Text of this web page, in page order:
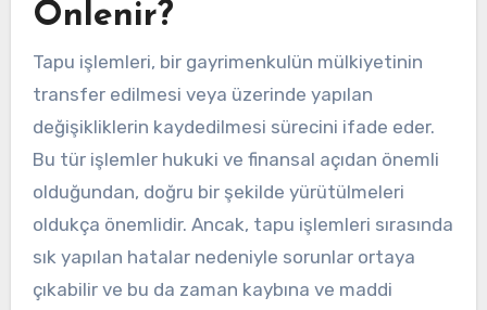
Önlenir?
Tapu işlemleri, bir gayrimenkulün mülkiyetinin
transfer edilmesi veya üzerinde yapılan
değişikliklerin kaydedilmesi sürecini ifade eder.
Bu tür işlemler hukuki ve finansal açıdan önemli
olduğundan, doğru bir şekilde yürütülmeleri
oldukça önemlidir. Ancak, tapu işlemleri sırasında
sık yapılan hatalar nedeniyle sorunlar ortaya
çıkabilir ve bu da zaman kaybına ve maddi